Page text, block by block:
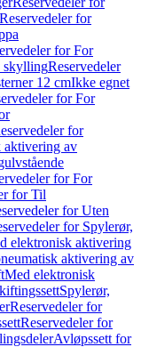
Reservedeler for
for For
skyllingReservedeler
12 cmIkke egnet
for For
for
aktivering av
for For
for Til
for Uten
for Spylerør,
elektronisk aktivering
aktivering av
Med elektronisk
Spylerør,
Reservedeler for
Reservedeler for
Avløpssett for